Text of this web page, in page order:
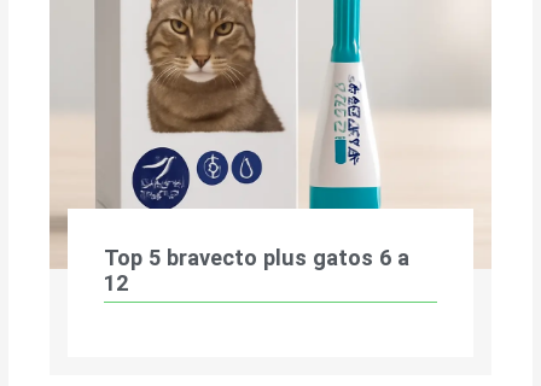
Top 5 bravecto plus gatos 6 a
12